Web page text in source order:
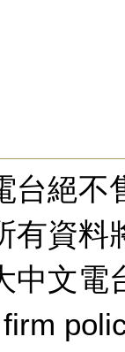
台絕不
有資料
中文電